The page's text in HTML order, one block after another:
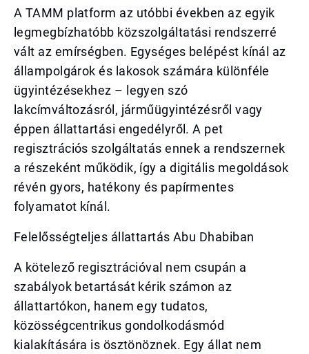
A TAMM platform az utóbbi években az egyik
legmegbízhatóbb közszolgáltatási rendszerré
vált az emírségben. Egységes belépést kínál az
állampolgárok és lakosok számára különféle
ügyintézésekhez – legyen szó
lakcímváltozásról, járműügyintézésről vagy
éppen állattartási engedélyről. A pet
regisztrációs szolgáltatás ennek a rendszernek
a részeként működik, így a digitális megoldások
révén gyors, hatékony és papírmentes
folyamatot kínál.
Felelősségteljes állattartás Abu Dhabiban
A kötelező regisztrációval nem csupán a
szabályok betartását kérik számon az
állattartókon, hanem egy tudatos,
közösségcentrikus gondolkodásmód
kialakítására is ösztönöznek. Egy állat nem